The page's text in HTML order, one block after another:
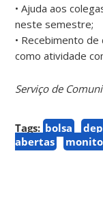
• Ajuda aos
neste semestre;
• Recebimento
como atividade
Serviço de
Tags: bolsa
abertas